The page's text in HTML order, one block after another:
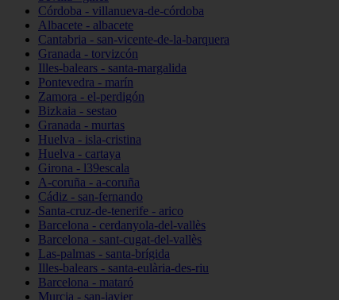
Córdoba - villanueva-de-córdoba
Albacete - albacete
Cantabria - san-vicente-de-la-barquera
Granada - torvizcón
Illes-balears - santa-margalida
Pontevedra - marín
Zamora - el-perdigón
Bizkaia - sestao
Granada - murtas
Huelva - isla-cristina
Huelva - cartaya
Girona - l39escala
A-coruña - a-coruña
Cádiz - san-fernando
Santa-cruz-de-tenerife - arico
Barcelona - cerdanyola-del-vallès
Barcelona - sant-cugat-del-vallès
Las-palmas - santa-brígida
Illes-balears - santa-eulària-des-riu
Barcelona - mataró
Murcia - san-javier